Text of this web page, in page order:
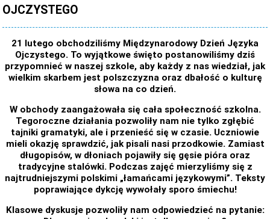
KONKURSY
ZAWODY SPORTOWE
ARCHIWUM STRONY
DANE OSOBOWE
OJCZYSTEGO
21 lutego obchodziliśmy Międzynarodowy Dzień Języka
Ojczystego. To wyjątkowe święto postanowiliśmy dziś
przypomnieć w naszej szkole, aby każdy z nas wiedział, jak
wielkim skarbem jest polszczyzna oraz dbałość o kulturę
słowa na co dzień.
W obchody zaangażowała się cała społeczność szkolna.
Tegoroczne działania pozwoliły nam nie tylko zgłębić
tajniki gramatyki, ale i przenieść się w czasie. Uczniowie
mieli okazję sprawdzić, jak pisali nasi przodkowie. Zamiast
długopisów, w dłoniach pojawiły się gęsie pióra oraz
tradycyjne stalówki. Podczas zajęć mierzyliśmy się z
najtrudniejszymi polskimi „łamańcami językowymi”. Teksty
poprawiające dykcję wywołały sporo śmiechu!
Klasowe dyskusje pozwoliły nam odpowiedzieć na pytanie: